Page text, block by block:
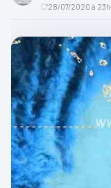
28/07/2020 à